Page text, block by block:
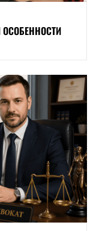
ОСОБЕННОСТИ